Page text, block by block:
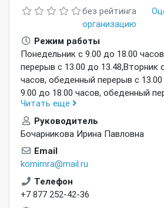
без рейтинга
организацию
Режим работы
Понедельник с 9.00 до 18.00
перерыв с 13.00 до 13.48,Вторник
часов, обеденный перерыв с
9.00 до 18.00 часов, обеденный
13.48,Четверг с 9.00 до 18.00
перерыв с 13.00 до 13.48,Пятница
часов, обеденный перерыв с 13.00
выходной,Воскресенье - выходной
Читать еще
Руководитель
Бочарникова Ирина Павловна
Email
komimra@mail.ru
Телефон
+7 877 252-42-36